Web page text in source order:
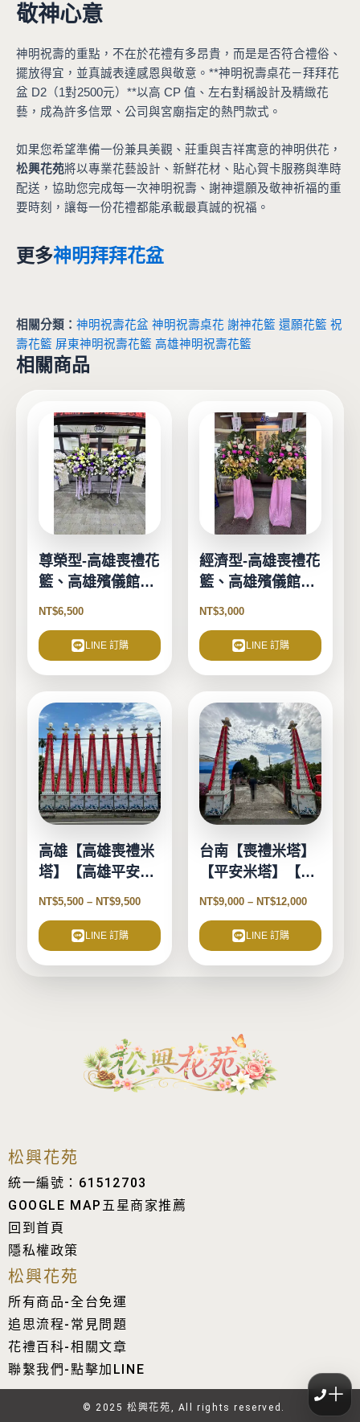
＋
敬神心意
神明祝壽的重點，不在於花禮有多昂貴，而是是否符合禮俗、
擺放得宜，並真誠表達感恩與敬意。**神明祝壽桌花－拜拜花
盆 D2（1對2500元）**以高 CP 值、左右對稱設計及精緻花
藝，成為許多信眾、公司與宮廟指定的熱門款式。
如果您希望準備一份兼具美觀、莊重與吉祥寓意的神明供花，
松興花苑將以專業花藝設計、新鮮花材、貼心賀卡服務與準時
配送，協助您完成每一次神明祝壽、謝神還願及敬神祈福的重
要時刻，讓每一份花禮都能承載最真誠的祝福。
更多神明拜拜花盆
相關分類： 神明祝壽花盆 神明祝壽桌花 謝神花籃 還願花籃 祝
壽花籃 屏東神明祝壽花籃 高雄神明祝壽花籃
相關商品
尊榮型-高雄喪禮花
籃、高雄殯儀館花
NT$6,500
LINE 訂購
經濟型-高雄喪禮花
籃、高雄殯儀館花
NT$3,000
LINE 訂購
高雄【高雄喪禮米
塔】【高雄平安米
塔】【高雄告別式
NT$5,500 – NT$9,500
LINE 訂購
產
品
有
多
種
款
可
在
頁
面
台南【喪禮米塔】
【平安米塔】【告
別式米塔】
NT$9,000 – NT$12,000
LINE 訂購
產
品
有
多
種
款
可
頁
面
松興花苑
統一編號：61512703
GOOGLE MAP五星商家推薦
回到首頁
隱私權政策
松興花苑
所有商品-全台免運
追思流程-常見問題
花禮百科-相關文章
聯繫我們-點擊加LINE
© 2025 松興花苑, All rights reserved.